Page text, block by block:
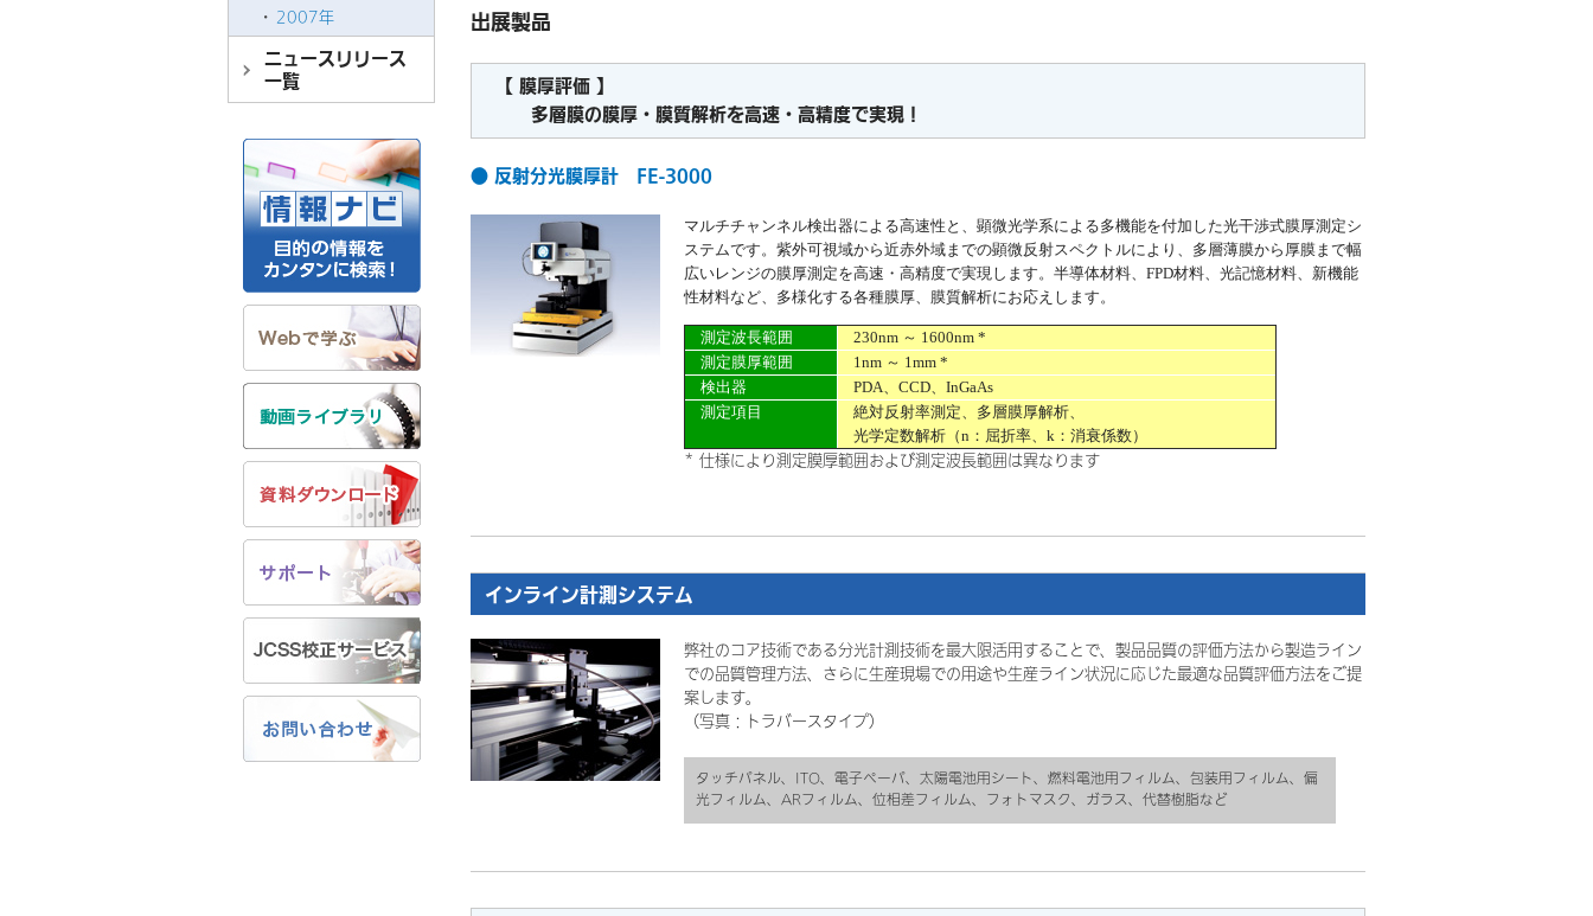
2007年
ニュースリリース
一覧
出展製品
【 膜厚評価 】
多層膜の膜厚・膜質解析を高速・高精度で実現！
● 反射分光膜厚計 FE-3000
マルチチャンネル検出器による高速性と、顕微光学系による多機能を付加した光干渉式膜厚測定シ
ステムです。紫外可視域から近赤外域までの顕微反射スペクトルにより、多層薄膜から厚膜まで幅
広いレンジの膜厚測定を高速・高精度で実現します。半導体材料、FPD材料、光記憶材料、新機能
性材料など、多様化する各種膜厚、膜質解析にお応えします。
測定波長範囲
230nm ～ 1600nm *
測定膜厚範囲
1nm ～ 1mm *
検出器
PDA、CCD、InGaAs
測定項目
絶対反射率測定、多層膜厚解析、
光学定数解析（n：屈折率、k：消衰係数）
* 仕様により測定膜厚範囲および測定波長範囲は異なります
インライン計測システム
弊社のコア技術である分光計測技術を最大限活用することで、製品品質の評価方法から製造ライン
での品質管理方法、さらに生産現場での用途や生産ライン状況に応じた最適な品質評価方法をご提
案します。
（写真：トラバースタイプ）
タッチパネル、ITO、電子ペーパ、太陽電池用シート、燃料電池用フィルム、包装用フィルム、偏
光フィルム、ARフィルム、位相差フィルム、フォトマスク、ガラス、代替樹脂など